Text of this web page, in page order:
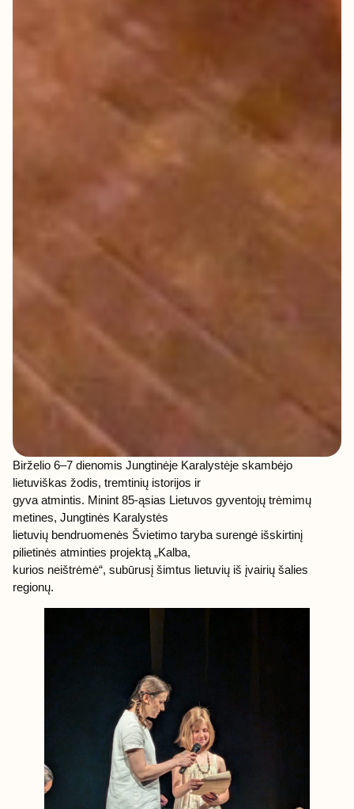
Birželio 6–7 dienomis Jungtinėje Karalystėje skambėjo
lietuviškas žodis, tremtinių istorijos ir
gyva atmintis. Minint 85-ąsias Lietuvos gyventojų trėmimų
metines, Jungtinės Karalystės
lietuvių bendruomenės Švietimo taryba surengė išskirtinį
pilietinės atminties projektą „Kalba,
kurios neištrėmė“, subūrusį šimtus lietuvių iš įvairių šalies
regionų.